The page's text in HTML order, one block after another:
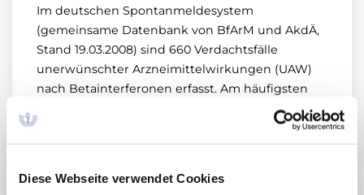
Diese Webseite verwendet Cookies
Im deutschen Spontanmeldesystem
(gemeinsame Datenbank von BfArM und AkdÄ,
Stand 19.03.2008) sind 660 Verdachtsfälle
unerwünschter Arzneimittelwirkungen (UAW)
nach Betainterferonen erfasst. Am häufigsten
wurden grippeähnliche Symptome, Fieber und
Beschwerden an der Injektionsstelle gemeldet.
Auch findet man vier weitere Verdachtsfälle
oder beta-1b, das bei zwei Patienten mehrere